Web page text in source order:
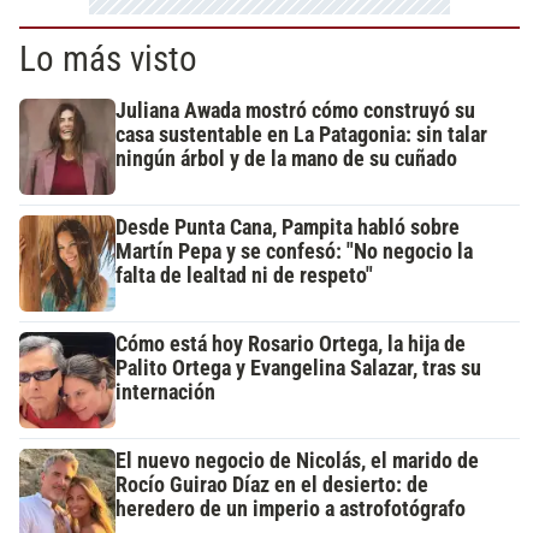
Lo más visto
Juliana Awada mostró cómo construyó su
casa sustentable en La Patagonia: sin talar
ningún árbol y de la mano de su cuñado
Desde Punta Cana, Pampita habló sobre
Martín Pepa y se confesó: "No negocio la
falta de lealtad ni de respeto"
Cómo está hoy Rosario Ortega, la hija de
Palito Ortega y Evangelina Salazar, tras su
internación
El nuevo negocio de Nicolás, el marido de
Rocío Guirao Díaz en el desierto: de
heredero de un imperio a astrofotógrafo